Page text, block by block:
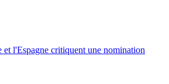
l'Espagne critiquent une nomination